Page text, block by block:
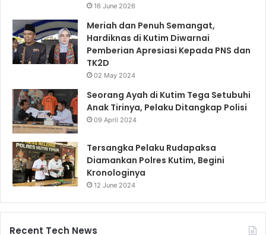
16 June 2026
Meriah dan Penuh Semangat,
Hardiknas di Kutim Diwarnai
Pemberian Apresiasi Kepada PNS dan
TK2D
02 May 2024
Seorang Ayah di Kutim Tega Setubuhi
Anak Tirinya, Pelaku Ditangkap Polisi
09 April 2024
Tersangka Pelaku Rudapaksa
Diamankan Polres Kutim, Begini
Kronologinya
12 June 2024
Recent Tech News